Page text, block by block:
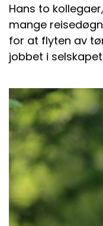
Hans to
mange
for at flyten av
jobbet i